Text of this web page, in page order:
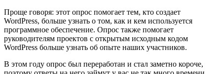
Проще говоря: этот опрос помогает тем, кто создает
WordPress, больше узнать о том, как и кем используется
программное обеспечение. Опрос также помогает
руководителям проектов с открытым исходным кодом
WordPress больше узнать об опыте наших участников.
В этом году опрос был переработан и стал заметно короче,